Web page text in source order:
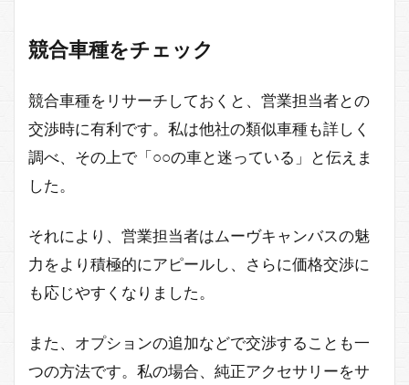
競合車種をチェック
競合車種をリサーチしておくと、営業担当者との
交渉時に有利です。私は他社の類似車種も詳しく
調べ、その上で「○○の車と迷っている」と伝えま
した。
それにより、営業担当者はムーヴキャンバスの魅
力をより積極的にアピールし、さらに価格交渉に
も応じやすくなりました。
また、オプションの追加などで交渉することも一
つの方法です。私の場合、純正アクセサリーをサ